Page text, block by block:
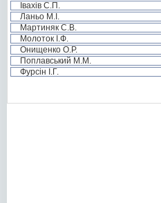
Івахів С.П.
Ланьо М.І.
Мартиняк С.В.
Молоток І.Ф.
Онищенко О.Р.
Поплавський М.М.
Фурсін І.Г.